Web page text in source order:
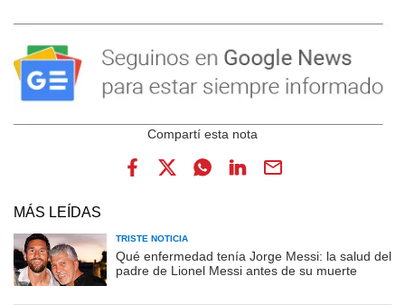
MÁS LEÍDAS
TRISTE NOTICIA
Qué enfermedad tenía Jorge Messi: la salud del
padre de Lionel Messi antes de su muerte